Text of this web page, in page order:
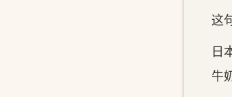
这
日
牛